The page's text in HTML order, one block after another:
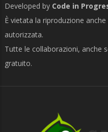
Developed by Code in
È vietata la riproduzione
autorizzata.
Tutte le collaborazioni, anche
gratuito.